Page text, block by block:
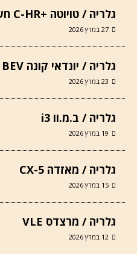
גלריה / טויוטה +C-HR חשמלית
27 במרץ 2026
גלריה / יונדאי קונה BEV
23 במרץ 2026
גלריה / ב.מ.וו i3
19 במרץ 2026
גלריה / מאזדה CX-5
15 במרץ 2026
גלריה / מרצדס VLE
12 במרץ 2026